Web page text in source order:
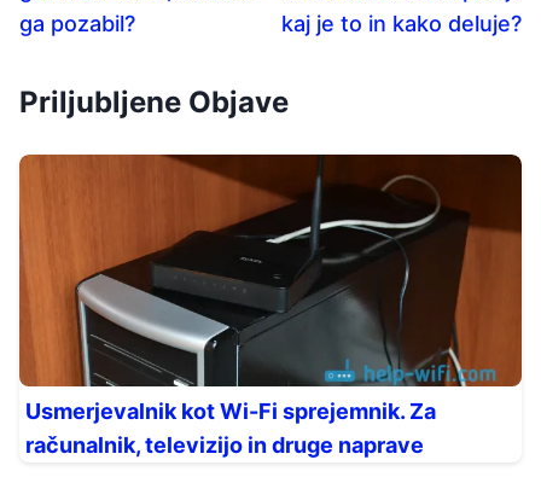
ga pozabil?
kaj je to in kako deluje?
Priljubljene Objave
Usmerjevalnik kot Wi-Fi sprejemnik. Za
računalnik, televizijo in druge naprave